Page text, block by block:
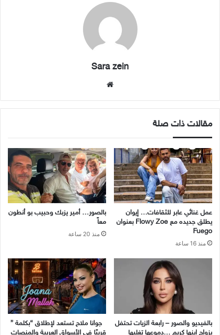
Sara zein
مقالات ذات صلة
عمل غنائي عابر للثقافات… إيوان
يطلق جديده مع Flowy Zoe بعنوان
Fuego
منذ 16 ساعة
بالصور… أمير يزبك وحبيب بو أنطون
معاً
منذ 20 ساعة
بالفيديو والصور – رابعة الزيات تحتفل
بزواج ابنها كريم …دموعها تغلبها
جوانا ملاح تستعد لإطلاق “بكلمة ”
قريبًا في الأسواق العربية والمنصات